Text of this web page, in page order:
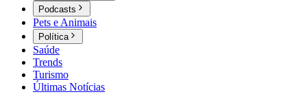
Podcasts
Pets e Animais
Política
Saúde
Trends
Turismo
Últimas Notícias